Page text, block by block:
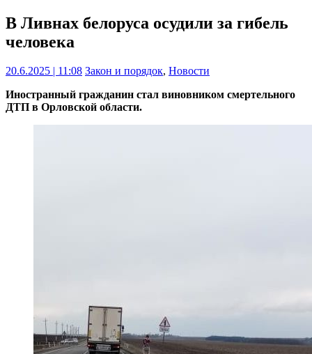
В Ливнах белоруса осудили за гибель
человека
20.6.2025 | 11:08 Закон и порядок, Новости
Иностранный гражданин стал виновником смертельного
ДТП в Орловской области.